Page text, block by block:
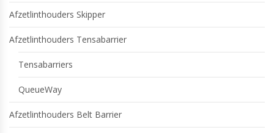
Afzetlinthouders Skipper
Afzetlinthouders Tensabarrier
Tensabarriers
QueueWay
Afzetlinthouders Belt Barrier